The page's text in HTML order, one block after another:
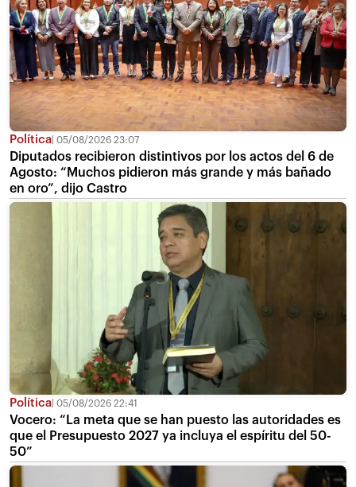
Política 05/08/2026 23:07
Diputados recibieron distintivos por los actos del 6 de
Agosto: “Muchos pidieron más grande y más bañado
en oro”, dijo Castro
Política 05/08/2026 22:41
Vocero: “La meta que se han puesto las autoridades es
que el Presupuesto 2027 ya incluya el espíritu del 50-
50”